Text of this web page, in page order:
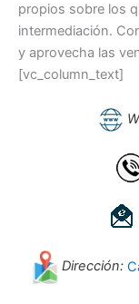
propios sobre los
intermediación.
y aprovecha las
[vc_column_text]
Dirección: